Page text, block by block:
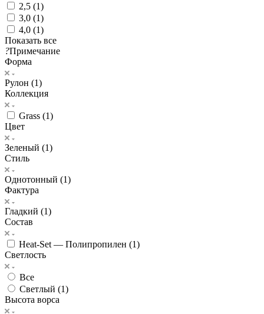
2,5 (1)
3,0 (1)
4,0 (1)
Показать все
?Примечание
Форма
Рулон (1)
Коллекция
Grass (1)
Цвет
Зеленый (1)
Стиль
Однотонный (1)
Фактура
Гладкий (1)
Состав
Heat-Set — Полипропилен (1)
Светлость
Все
Светлый (1)
Высота ворса